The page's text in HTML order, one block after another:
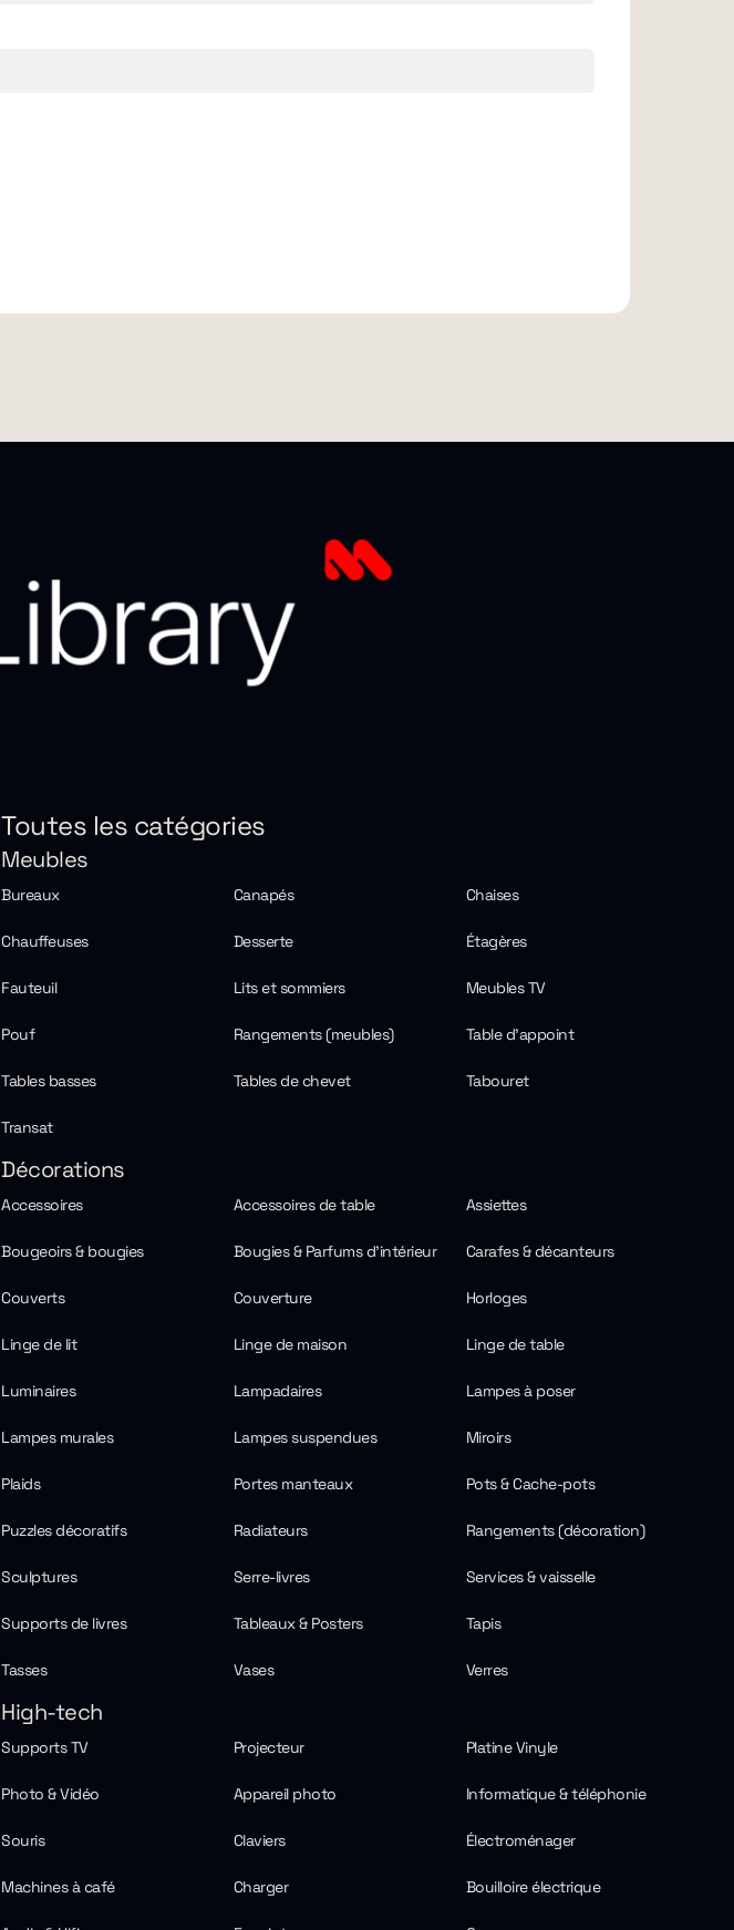
Toutes les catégories
Meubles
Bureaux Canapés Chaises
Chauffeuses Desserte Étagères
Fauteuil Lits et sommiers Meubles TV
Pouf Rangements (meubles) Table d'appoint
Tables basses Tables de chevet Tabouret
Transat
Décorations
Accessoires Accessoires de table Assiettes
Bougeoirs & bougies Bougies & Parfums d'intérieur Carafes & décanteurs
Couverts Couverture Horloges
Linge de lit Linge de maison Linge de table
Luminaires Lampadaires Lampes à poser
Lampes murales Lampes suspendues Miroirs
Plaids Portes manteaux Pots & Cache-pots
Puzzles décoratifs Radiateurs Rangements (décoration)
Sculptures Serre-livres Services & vaisselle
Supports de livres Tableaux & Posters Tapis
Tasses Vases Verres
High-tech
Supports TV Projecteur Platine Vinyle
Photo & Vidéo Appareil photo Informatique & téléphonie
Souris Claviers Électroménager
Machines à café Charger Bouilloire électrique